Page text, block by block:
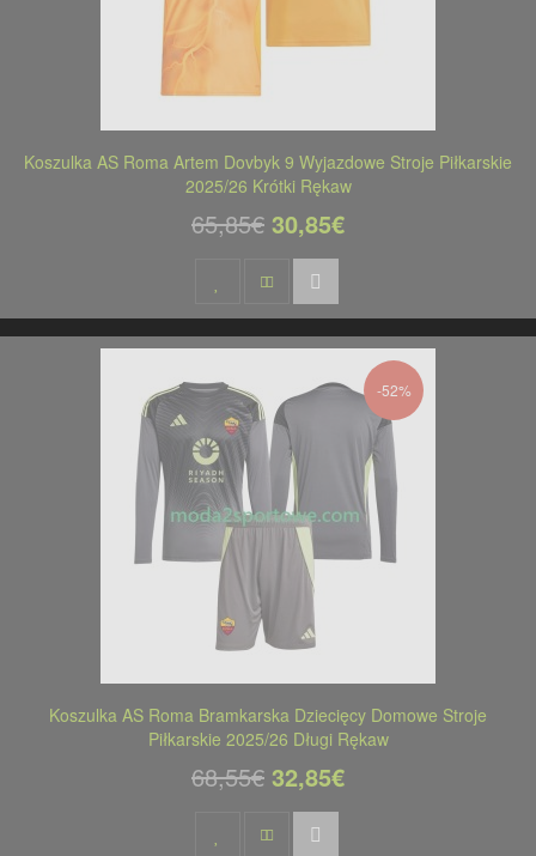
Koszulka AS Roma Artem Dovbyk 9 Wyjazdowe Stroje Piłkarskie
2025/26 Krótki Rękaw
65,85€ 30,85€
-52%
Koszulka AS Roma Bramkarska Dziecięcy Domowe Stroje
Piłkarskie 2025/26 Długi Rękaw
68,55€ 32,85€